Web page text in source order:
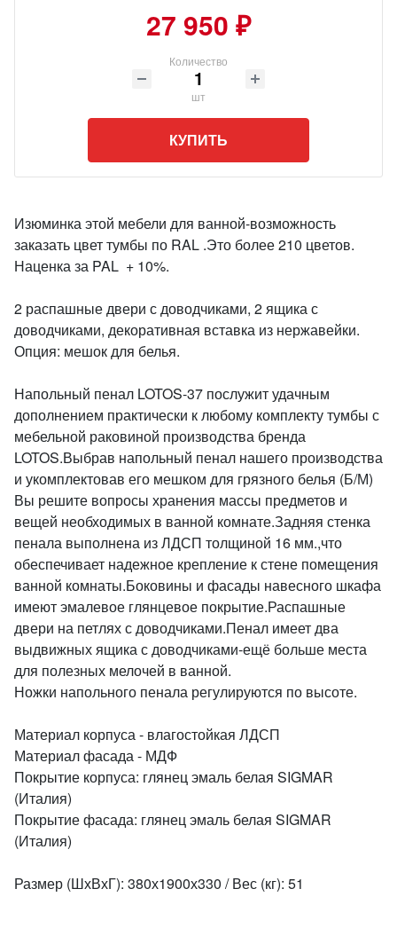
27 950 ₽
Количество
шт
КУПИТЬ
Изюминка этой мебели для ванной-возможность
заказать цвет тумбы по RAL .Это более 210 цветов.
Наценка за PAL + 10%.
2 распашные двери с доводчиками, 2 ящика с
доводчиками, декоративная вставка из нержавейки.
Опция: мешок для белья.
Напольный пенал LOTOS-37 послужит удачным
дополнением практически к любому комплекту тумбы с
мебельной раковиной производства бренда
LOTOS.Выбрав напольный пенал нашего производства
и укомплектовав его мешком для грязного белья (Б/М)
Вы решите вопросы хранения массы предметов и
вещей необходимых в ванной комнате.Задняя стенка
пенала выполнена из ЛДСП толщиной 16 мм.,что
обеспечивает надежное крепление к стене помещения
ванной комнаты.Боковины и фасады навесного шкафа
имеют эмалевое глянцевое покрытие.Распашные
двери на петлях с доводчиками.Пенал имеет два
выдвижных ящика с доводчиками-ещё больше места
для полезных мелочей в ванной.
Ножки напольного пенала регулируются по высоте.
Материал корпуса - влагостойкая ЛДСП
Материал фасада - МДФ
Покрытие корпуса: глянец эмаль белая SIGMAR
(Италия)
Покрытие фасада: глянец эмаль белая SIGMAR
(Италия)
Размер (ШхВхГ): 380х1900х330 / Вес (кг): 51